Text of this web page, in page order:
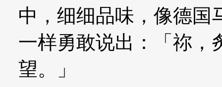
中，细细品味，像德国
一样勇敢说出：「祢，
望。」